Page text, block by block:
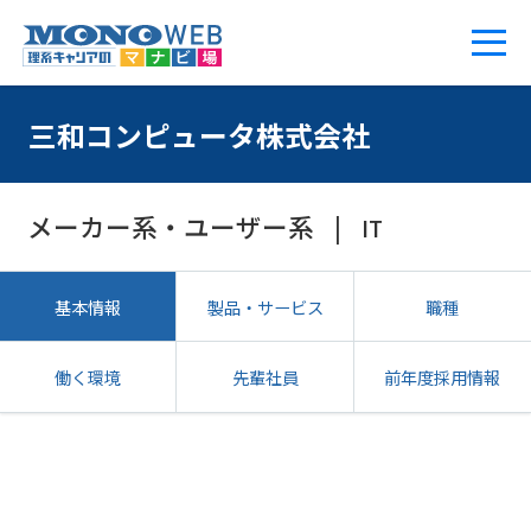
三和コンピュータ株式会社
メーカー系・ユーザー系 IT
基本情報 製品・サービス 職種
働く環境 先輩社員 前年度採用情報